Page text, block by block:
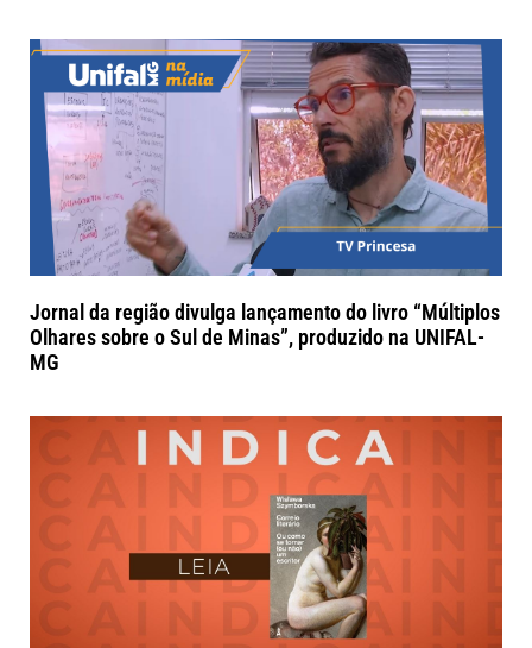
Jornal da região divulga lançamento do livro “Múltiplos
Olhares sobre o Sul de Minas”, produzido na UNIFAL-
MG